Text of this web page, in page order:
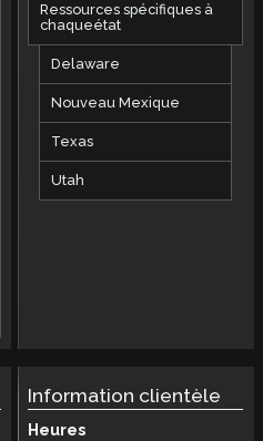
Ressources spécifiques à
chaqueétat
Delaware
Nouveau Mexique
Texas
Utah
Information clientèle
Heures